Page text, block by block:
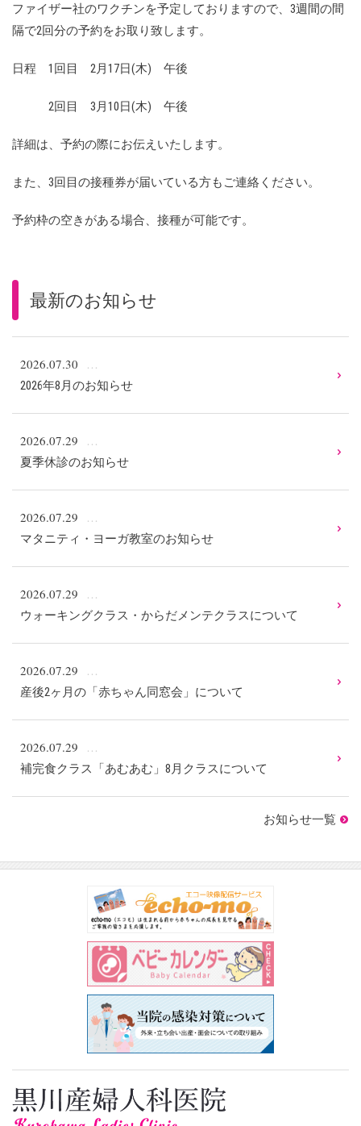
ファイザー社のワクチンを予定しておりますので、3週間の間
隔で2回分の予約をお取り致します。
日程 1回目 2月17日(木) 午後
2回目 3月10日(木) 午後
詳細は、予約の際にお伝えいたします。
また、3回目の接種券が届いている方もご連絡ください。
予約枠の空きがある場合、接種が可能です。
最新のお知らせ
2026.07.30
2026年8月のお知らせ
2026.07.29
夏季休診のお知らせ
2026.07.29
マタニティ・ヨーガ教室のお知らせ
2026.07.29
ウォーキングクラス・からだメンテクラスについて
2026.07.29
産後2ヶ月の「赤ちゃん同窓会」について
2026.07.29
補完食クラス「あむあむ」8月クラスについて
お知らせ一覧